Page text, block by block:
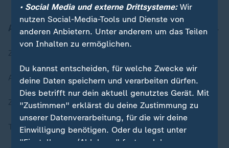
Aktuell bei ZDFheute
Aktuelle Sendungs-Videos
ZDFheute Stories
Themen im Überblick
• Social Media und externe Drittsysteme:Wir
nutzen Social-Media-Tools und Dienste von
anderen Anbietern. Unter anderem um das Teilen
von Inhalten zu ermöglichen.
Du kannst entscheiden, für welche Zwecke wir
deine Daten speichern und verarbeiten dürfen.
Dies betrifft nur dein aktuell genutztes Gerät. Mit
"Zustimmen" erklärst du deine Zustimmung zu
unserer Datenverarbeitung, für die wir deine
Einwilligung benötigen. Oder du legst unter
"Einstellungen/Ablehnen" fest, welchen